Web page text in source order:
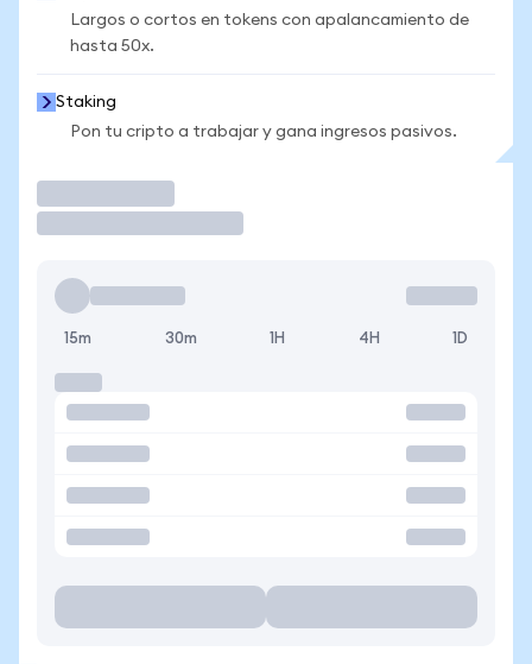
Largos o cortos en tokens con apalancamiento de
hasta 50x.
Staking
Pon tu cripto a trabajar y gana ingresos pasivos.
15m 30m 1H 4H 1D